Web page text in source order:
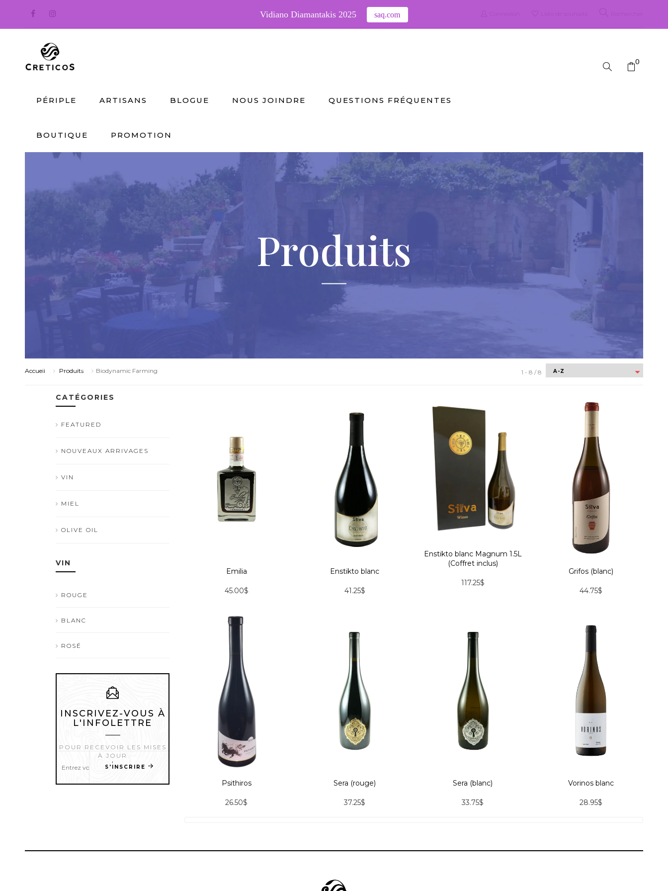
PÉRIPLE ARTISANS BLOGUE NOUS JOINDRE QUESTIONS FRÉQUENTES
BOUTIQUE PROMOTION
0
Produits
Accueil Produits Biodynamic Farming 1 - 8 / 8
Emilia
45.00$
Enstikto blanc
41.25$
Enstikto blanc Magnum 1.5L
(Coffret inclus)
117.25$
Grifos (blanc)
44.75$
Psithiros
26.50$
Sera (rouge)
37.25$
Sera (blanc)
33.75$
Vorinos blanc
28.95$
CATÉGORIES
FEATURED
NOUVEAUX ARRIVAGES
VIN
MIEL
OLIVE OIL
VIN
ROUGE
BLANC
ROSÉ
INSCRIVEZ-VOUS À
L'INFOLETTRE
POUR RECEVOIR LES MISES
À JOUR
'
S'INSCRIRE
Vidiano Diamantakis 2025 saq.com